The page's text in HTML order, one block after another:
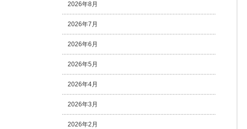
2026年8月
2026年7月
2026年6月
2026年5月
2026年4月
2026年3月
2026年2月